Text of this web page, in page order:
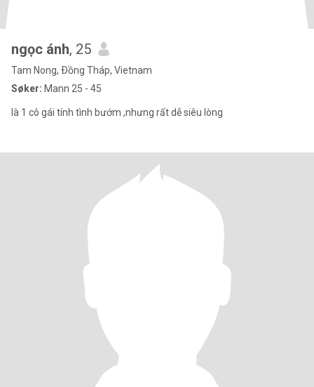
ngọc ánh, 25
Tam Nong, Ðồng Tháp, Vietnam
Søker: Mann 25 - 45
là 1 cô gái tính tình bướm ,nhưng rất dễ siêu lòng